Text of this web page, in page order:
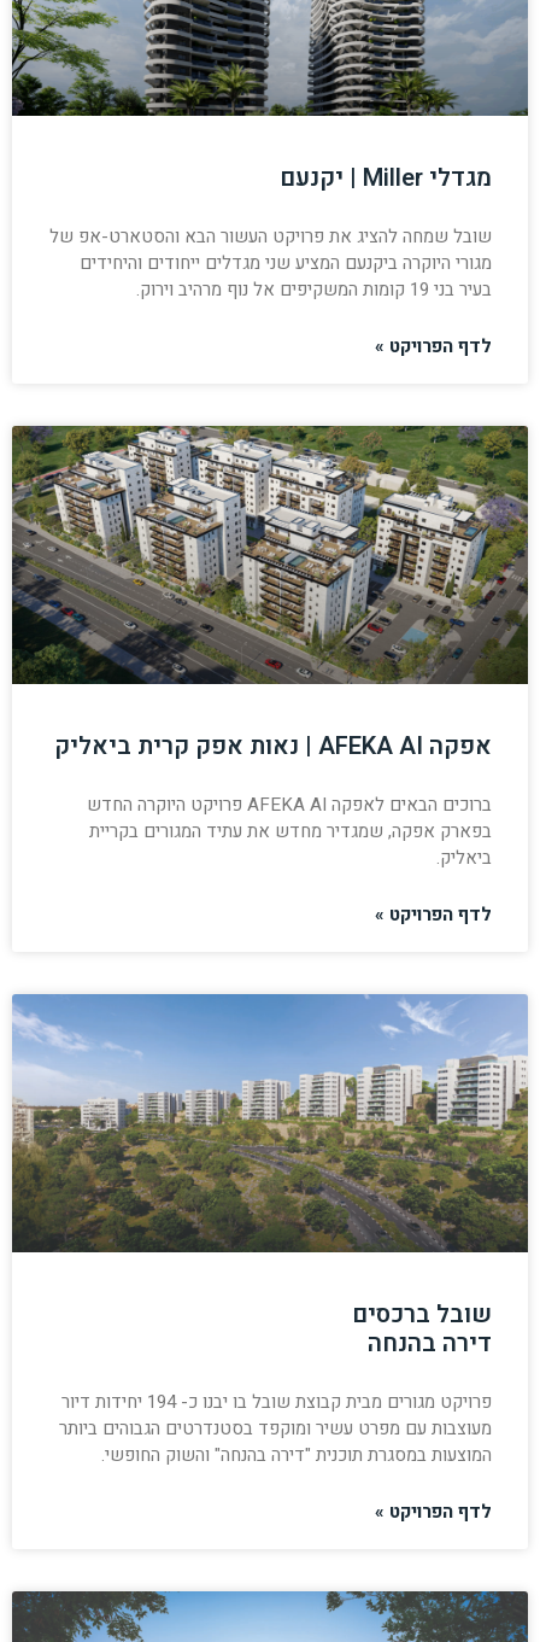
מגדלי Miller | יקנעם
שובל שמחה להציג את פרויקט העשור הבא והסטארט-אפ של
מגורי היוקרה ביקנעם המציע שני מגדלים ייחודים והיחידים
בעיר בני 19 קומות המשקיפים אל נוף מרהיב וירוק.
לדף הפרויקט »
אפקה AFEKA AI | נאות אפק קרית ביאליק
ברוכים הבאים לאפקה AFEKA AI פרויקט היוקרה החדש
בפארק אפקה, שמגדיר מחדש את עתיד המגורים בקריית
ביאליק.
לדף הפרויקט »
שובל ברכסים
דירה בהנחה
פרויקט מגורים מבית קבוצת שובל בו יבנו כ- 194 יחידות דיור
מעוצבות עם מפרט עשיר ומוקפד בסטנדרטים הגבוהים ביותר
המוצעות במסגרת תוכנית "דירה בהנחה" והשוק החופשי.
לדף הפרויקט »